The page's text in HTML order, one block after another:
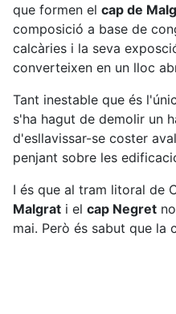
que formen el cap de
composició a base de
calcàries i la seva
converteixen en un lloc
Tant inestable que és
s'ha hagut de demolir un
d'esllavissar-se coster
penjant sobre les
I és que al tram litoral de
Malgrat i el cap Negret
mai. Però és sabut que la